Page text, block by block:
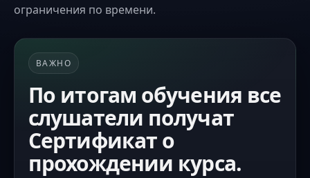
ограничения по времени.
ВАЖНО
По итогам обучения все
слушатели получат
Сертификат о
прохождении курса.